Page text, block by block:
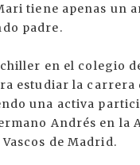
tiene apenas un
padre.
en el colegio
estudiar la carrera
una activa
Andrés en la
de Madrid.